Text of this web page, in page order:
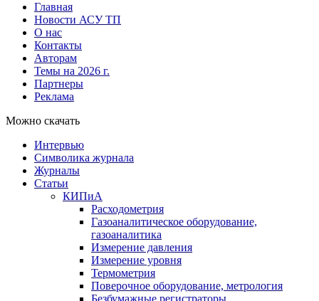
Главная
Новости АСУ ТП
О нас
Контакты
Авторам
Темы на 2026 г.
Партнеры
Реклама
Можно скачать
Интервью
Символика журнала
Журналы
Статьи
КИПиА
Расходометрия
Газоаналитическое оборудование,
газоаналитика
Измерение давления
Измерение уровня
Термометрия
Поверочное оборудование, метрология